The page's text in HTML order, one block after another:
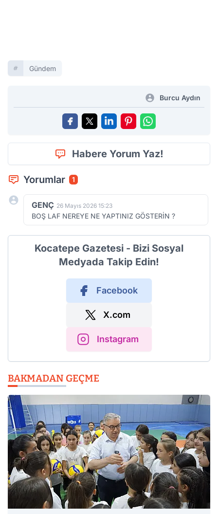
Gündem
Burcu Aydın
Habere Yorum Yaz!
Yorumlar 1
GENÇ 26 Mayıs 2026 15:23
BOŞ LAF NEREYE NE YAPTINIZ GÖSTERİN ?
Kocatepe Gazetesi - Bizi Sosyal
Medyada Takip Edin!
Facebook
X.com
Instagram
BAKMADAN GEÇME